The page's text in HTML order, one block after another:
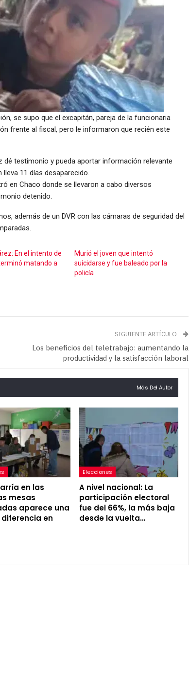
se supo que el excapitán, pareja de la funcionaria
frente al fiscal, pero le informaron que recién este
dé testimonio y pueda aportar información relevante
11 días desaparecido.
en Chaco donde se llevaron a cabo diversos
detenido.
además de un DVR con las cámaras de seguridad del
En el intento de
matando a
Murió el joven que intentó
suicidarse y fue baleado por la
policía
SIGUIENTE ARTÍCULO
Los beneficios del teletrabajo: aumentando la
productividad y la satisfacción laboral
Más Del Autor
en las
mesas
aparece una
diferencia en
Elecciones
A nivel nacional: La
participación electoral
fue del 66%, la más baja
desde la vuelta…